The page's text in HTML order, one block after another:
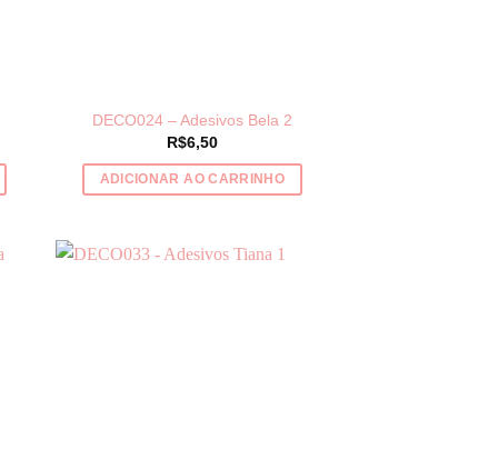
DECO024 – Adesivos Bela 2
R$6,50
ADICIONAR AO CARRINHO